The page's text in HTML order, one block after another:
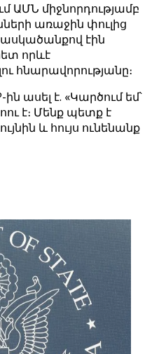
ԱՄՆ միջնորդությամբ
առաջին փուլից
էին
որևէ
հնարավորությանը։
ասել է. «Կարծում եմ՝
է։ Մենք պետք է
և հույս ունենանք